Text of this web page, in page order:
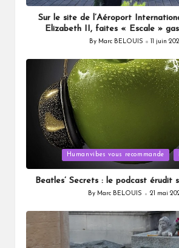
Sur le site de l’Aéroport
Elizabeth II, faites « Escale »
Posted
By Marc BELOUIS 11 juin
in
Humanvibes vous recommande
Beatles’ Secrets : le podcast érudit
Posted
By Marc BELOUIS 21 mai